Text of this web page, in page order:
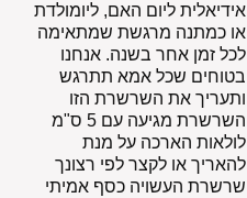
אידיאלית ליום האם, ליומולדת
או כמתנה מרגשת שמתאימה
לכל זמן אחר בשנה. אנחנו
בטוחים שכל אמא תתרגש
ותעריך את השרשרת הזו
השרשרת מגיעה עם 5 ס"מ
לולאות הארכה על מנת
להאריך או לקצר לפי רצונך
שרשרת העשויה כסף אמיתי